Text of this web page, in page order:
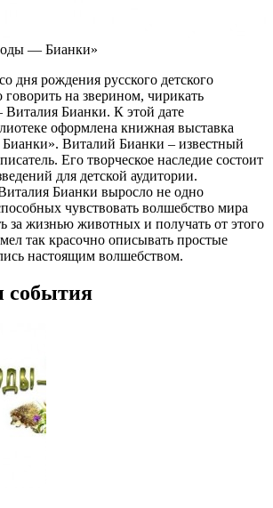
— Бианки»
дня рождения русского детского
говорить на зверином, чирикать
Виталия Бианки. К этой дате
оформлена книжная выставка
Виталий Бианки – известный
Его творческое наследие состоит
для детской аудитории.
Бианки выросло не одно
чувствовать волшебство мира
за жизнью животных и получать от этого
так красочно описывать простые
настоящим волшебством.
события